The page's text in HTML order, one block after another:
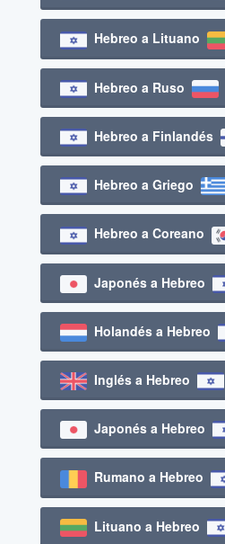
Hebreo a Lituano
Hebreo a Ruso
Hebreo a Finlandés
Hebreo a Griego
Hebreo a Coreano
Japonés a Hebreo
Holandés a Hebreo
Inglés a Hebreo
Japonés a Hebreo
Rumano a Hebreo
Lituano a Hebreo